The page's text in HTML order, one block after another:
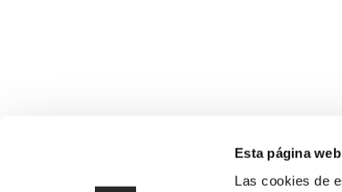
Esta página
Las cookies de